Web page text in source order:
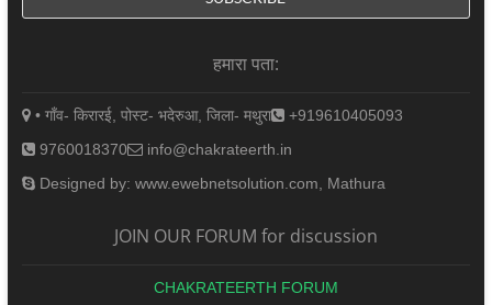
हमारा पता:
• गाँव- किरारई, पोस्ट- भदेरुआ, जिला- मथुरा
+919610405093
9760018370
info@chakrateerth.in
Designed by: www.ewebnetsolution.com, Mathura
JOIN OUR FORUM for discussion
CHAKRATEERTH FORUM